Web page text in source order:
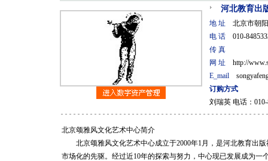
河北教育出
地 址 北京市朝阳
电 话 010-
传 真
网 址
http://
E_mail
订购方式
刘瑞英 电话：010-
北京颂雅风文化艺术中心简介
北京颂雅风文化艺术中心成立于2000年1月，是河北教育出版
市场化的先驱。经过近10年的探索与努力，中心现已发展成为一